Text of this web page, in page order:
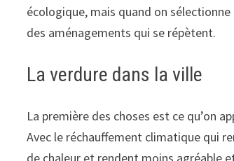
écologique, mais quand on
des aménagements qui se répètent.
La verdure dans la ville
La première des choses est ce qu’on
Avec le réchauffement climatique qui